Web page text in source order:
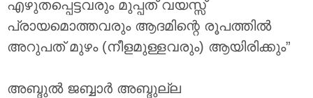
എഴുതപ്പെട്ടവരും മുപ്പത് വയസ്സ്
പ്രായമൊത്തവരും ആദമിന്റെ രൂപത്തിൽ
അറുപത് മുഴം (നീളമുള്ളവരും) ആയിരിക്കും”
അബ്ദുൽ ജബ്ബാർ അബ്ദുല്ല